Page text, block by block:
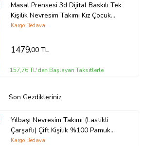
Masal Prensesi 3d Dijital Baskılı Tek
Kişilik Nevresim Takımı Kız Çocuk
Genç Odası (Pudra Pembe)
Kargo Bedava
1479,00 TL
157,76 TL'den Başlayan Taksitlerle
Son Gezdikleriniz
Yılbaşı Nevresim Takımı (Lastikli
Çarşaflı) Çift Kişilik %100 Pamuk
Saten Wish Noel
Kargo Bedava